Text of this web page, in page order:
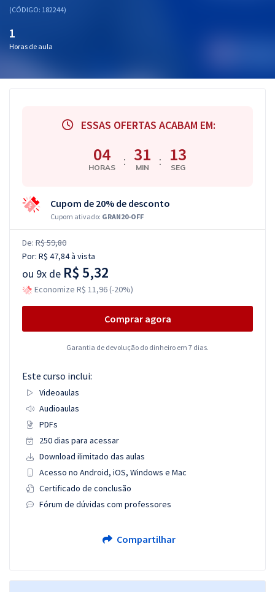
(CÓDIGO: 182244)
1
Horas de aula
ESSAS OFERTAS ACABAM EM:
04
HORAS : 31
MIN : 12
SEG
Cupom de 20% de desconto
Cupom ativado: GRAN20-OFF
De: R$ 59,80
Por: R$ 47,84à vista
ou 9x de R$ 5,32
Economize R$ 11,96 (-20%)
Comprar agora
Garantia de devolução do dinheiro em 7 dias.
Este curso inclui:
Videoaulas
Audioaulas
PDFs
250 dias para acessar
Download ilimitado das aulas
Acesso no Android, iOS, Windows e Mac
Certificado de conclusão
Fórum de dúvidas com professores
Compartilhar